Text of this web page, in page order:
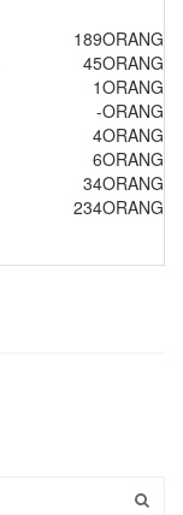
189ORANG
45ORANG
1ORANG
-ORANG
4ORANG
6ORANG
34ORANG
234ORANG